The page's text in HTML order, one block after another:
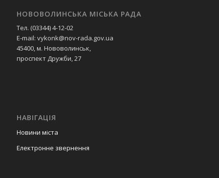
НОВОВОЛИНСЬКА МІСЬКА РАДА
Тел. (03344) 4-12-02
E-mail: vykonk@nov-rada.gov.ua
45400, м. Нововолинськ,
проспект Дружби, 27
НАВІГАЦІЯ
Новини міста
Електронне звернення